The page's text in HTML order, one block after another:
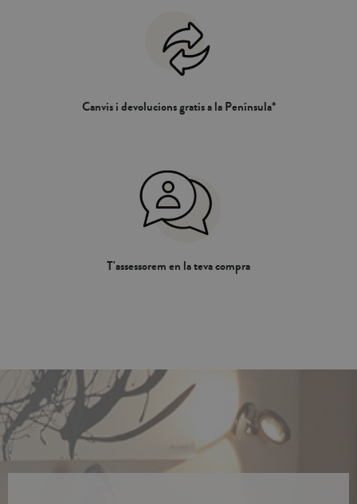
Canvis i devolucions gratis a la Península*
T'assessorem en la teva compra